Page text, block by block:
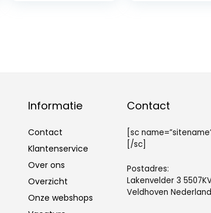
Informatie
Contact
Klantenservice
Over ons
Overzicht
Onze webshops
Contact
[sc
[/sc]
Postadres:
Lakenvelder 3
Veldhoven Nederland